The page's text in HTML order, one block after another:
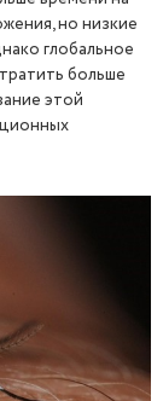
но низкие
глобальное
больше
этой